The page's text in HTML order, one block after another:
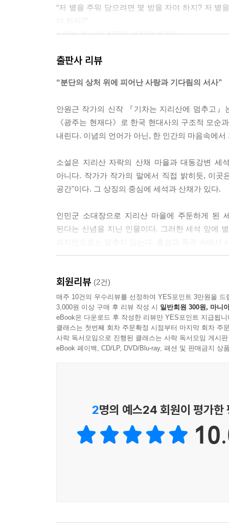
“저 별을 주워 담으려면 몇 밤을 자야 하지? 저 별
산채는 하나의 질문은 생략해 버렸다.
--- p.27, 「1부 산에 핀 꽃보다 더 많은 별」 중에서
기차는 장터 마을까지 들어오지 않았다.
다름이 없었다. 봉우리를 감싸 안고 노닐던 서늘
거무튀튀한 정거장을 씻어 주었고, 정거장을 밝
--- p.62, 「2부 일어나지 않아야 했던 비극」 중에서
세석은 먼저 다짐을 밝혔다. 이유 불문하고 마을
“첫째, 우리 인민군 부대는 장터 마을 어른들께 예
우리가 주둔하기 이전과 똑같이 이루어지도록 최
--- p.68, 「2부 일어나지 않아야 했던 비극」 중에서
“우선…… 장터 마을에 주둔한 인민군 부대를 책
에… 뼈가 깎이는 듯한 고통을 느낍니다. 저희는
나 작전의 대상은 어디까지나 군인과 군사 시설이
--- pp.89-90, 「2부 일어나지 않아야 했던 비극」
마고 할머님은 저보다 산의 형편을 훨씬 잘 아시
요. 이름을 함부로 불러 죄송하지만, 세석이에요.
출판사 리뷰
“분단의 상처 위에 피어난 사랑과 기다림의 서사”
안원근 작가의 신작 『기차는 지리산에 멈추고
《광주는 현재다》로 한국 현대사의 구조적 모
내린다. 이념의 언어가 아닌, 한 인간의 마음속에
소설은 지리산 자락의 산채 마을과 대동강변 세
아니다. 작가가 작가의 말에서 직접 밝히듯, 이
공간"이다. 그 상징의 중심에 세석과 산채가 있다.
인민군 소대장으로 지리산 마을에 주둔하게 된
된다는 신념을 지닌 인물이다. 그러한 세석 앞에
작가는 6부에 걸친 서사를 통해 이 이야기를 섬
비극과 인간의 욕망이 충돌하는 중반부를 거쳐,
마지막 6부 「아바의 〈치키티타〉와 〈페르난도
인간의 초상을 조용하고 아름답게 담아낸다.
전쟁의 기차는 지리산에 멈추었지만, 사랑은 멈
가르는 선은 누가 그었는가. 그리고 우리는 언제
회원리뷰 (2건)
매주 10건의 우수리뷰를 선정하여 YES포인트 3만원을 드
3,000원 이상 구매 후 리뷰 작성 시 일반회원 300원, 마니
eBook은 다운로드 후 작성한 리뷰만 YES포인트 지급됩니
클래스는 첫번째 회차 주문확정 시점부터 마지막 회차 주
사락 독서모임으로 진행된 클래스는 사락 독서모임 게시
eBook 페이백, CD/LP, DVD/Blu-ray, 패션 및 판매금지 상
2명의 예스24 회원이 평가한